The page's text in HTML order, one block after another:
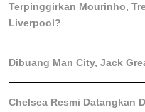
Terpinggirkan Mourinho,
Liverpool?
Dibuang Man City, Jack
Chelsea Resmi Datangkan